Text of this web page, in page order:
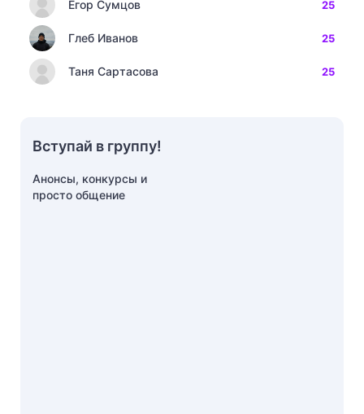
Егор Сумцов 25
Глеб Иванов 25
Таня Сартасова 25
Вступай в группу!
Анонсы, конкурсы и
просто общение